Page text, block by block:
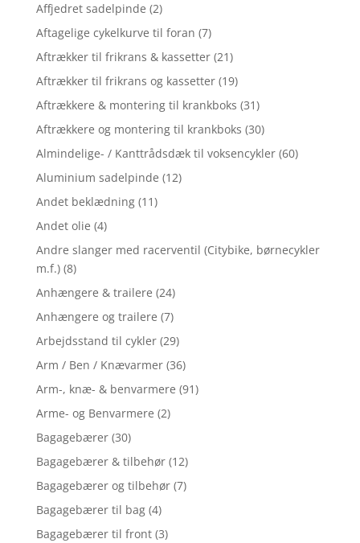
Affjedret sadelpinde (2)
Aftagelige cykelkurve til foran (7)
Aftrækker til frikrans & kassetter (21)
Aftrækker til frikrans og kassetter (19)
Aftrækkere & montering til krankboks (31)
Aftrækkere og montering til krankboks (30)
Almindelige- / Kanttrådsdæk til voksencykler (60)
Aluminium sadelpinde (12)
Andet beklædning (11)
Andet olie (4)
Andre slanger med racerventil (Citybike, børnecykler
m.f.) (8)
Anhængere & trailere (24)
Anhængere og trailere (7)
Arbejdsstand til cykler (29)
Arm / Ben / Knævarmer (36)
Arm-, knæ- & benvarmere (91)
Arme- og Benvarmere (2)
Bagagebærer (30)
Bagagebærer & tilbehør (12)
Bagagebærer og tilbehør (7)
Bagagebærer til bag (4)
Bagagebærer til front (3)